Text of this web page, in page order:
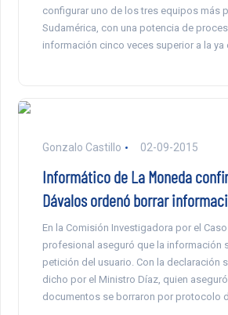
configurar uno de los tres equipos más
Sudamérica, con una potencia de
información cinco veces superior a la ya
Gonzalo Castillo 02-09-2015
Informático de La Moneda
Dávalos ordenó borrar
En la Comisión Investigadora por el Caso
profesional aseguró que la información
petición del usuario. Con la declaración
dicho por el Ministro Díaz, quien
documentos se borraron por protocolo